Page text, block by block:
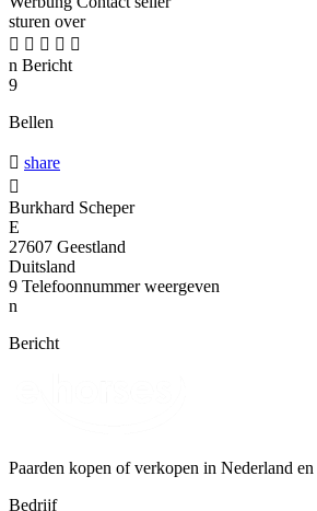
sturen over
    
n Bericht
9
Bellen
 share

Burkhard Scheper
E
27607 Geestland
Duitsland
9 Telefoonnummer weergeven
n
Bericht
Paarden kopen of verkopen in Nederland
Bedrijf